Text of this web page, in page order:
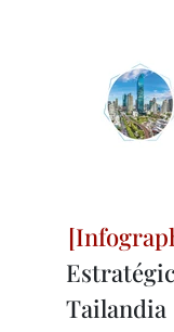
Tailandia